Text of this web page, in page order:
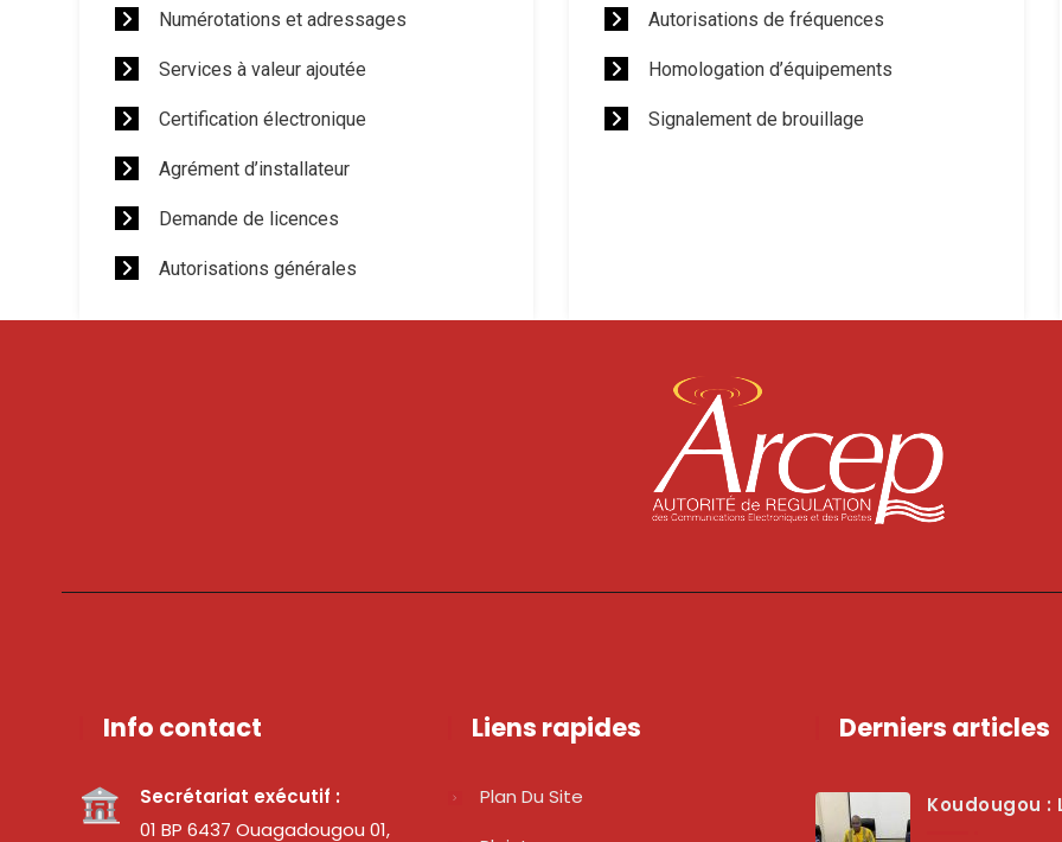
Numérotations et adressages
Services à valeur ajoutée
Certification électronique
Agrément d’installateur
Demande de licences
Autorisations générales
Autorisations de fréquences
Homologation d’équipements
Signalement de brouillage
Info contact
Secrétariat exécutif :
01 BP 6437 Ouagadougou 01,
Liens rapides
Plan Du Site
Derniers articles
Koudougou : L’ARCEP Renforce Le Dialogue Avec Les Associations De Consommateurs Pour Mieux